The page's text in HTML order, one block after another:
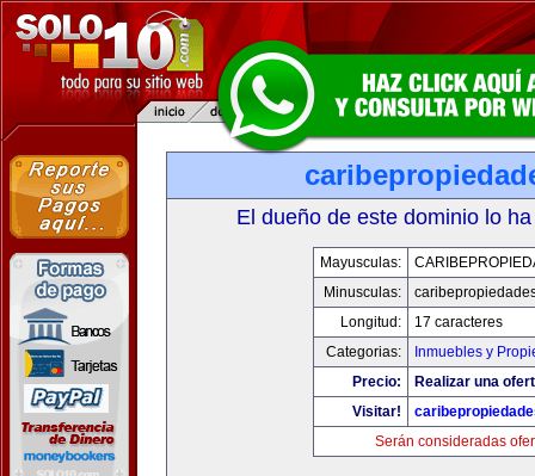
El dueño de este dominio lo
Mayusculas:
Minusculas:
Longitud:
17 caracteres
Categorias:
Inmuebles y
Precio:
Realizar una
Visitar!
Serán consideradas